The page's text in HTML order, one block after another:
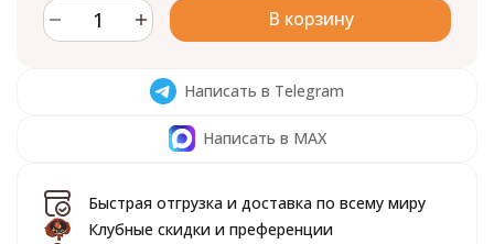
В корзину
Написать в Telegram
Написать в MAX
Быстрая отгрузка и доставка по всему миру
Клубные скидки и преференции